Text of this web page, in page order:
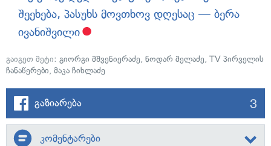
შეეხება, პასუხს მოვთხოვ დღესაც — ბერა
ივანიშვილი
გაიგეთ მეტი: გიორგი მშვენიერაძე, ნოდარ მელაძე, TV პირველის
ჩანაწერები, მაკა ჩიხლაძე
გაზიარება 3
კომენტარები